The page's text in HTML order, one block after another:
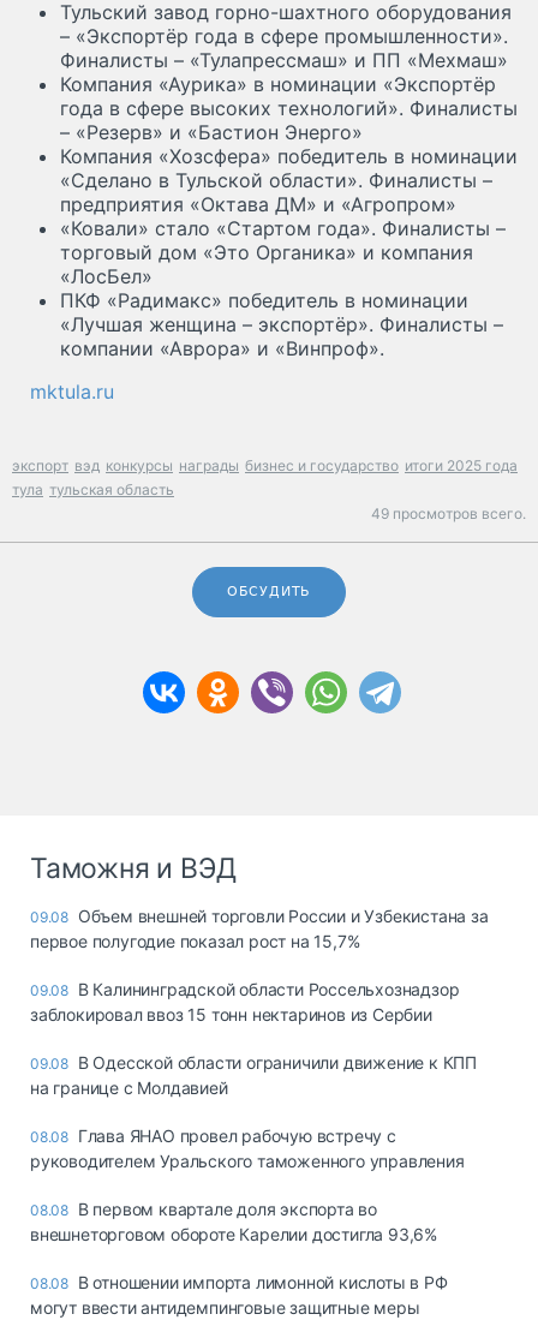
Тульский завод горно-шахтного оборудования
– «Экспортёр года в сфере промышленности».
Финалисты – «Тулапрессмаш» и ПП «Мехмаш»
Компания «Аурика» в номинации «Экспортёр
года в сфере высоких технологий». Финалисты
– «Резерв» и «Бастион Энерго»
Компания «Хозсфера» победитель в номинации
«Сделано в Тульской области». Финалисты –
предприятия «Октава ДМ» и «Агропром»
«Ковали» стало «Стартом года». Финалисты –
торговый дом «Это Органика» и компания
«ЛосБел»
ПКФ «Радимакс» победитель в номинации
«Лучшая женщина – экспортёр». Финалисты –
компании «Аврора» и «Винпроф».
mktula.ru
экспорт вэд конкурсы награды бизнес и государство итоги 2025 года
тула тульская область
49 просмотров всего.
ОБСУДИТЬ
Таможня и ВЭД
09.08 Объем внешней торговли России и Узбекистана за
первое полугодие показал рост на 15,7%
09.08 В Калининградской области Россельхознадзор
заблокировал ввоз 15 тонн нектаринов из Сербии
09.08 В Одесской области ограничили движение к КПП
на границе с Молдавией
08.08 Глава ЯНАО провел рабочую встречу с
руководителем Уральского таможенного управления
08.08 В первом квартале доля экспорта во
внешнеторговом обороте Карелии достигла 93,6%
08.08 В отношении импорта лимонной кислоты в РФ
могут ввести антидемпинговые защитные меры